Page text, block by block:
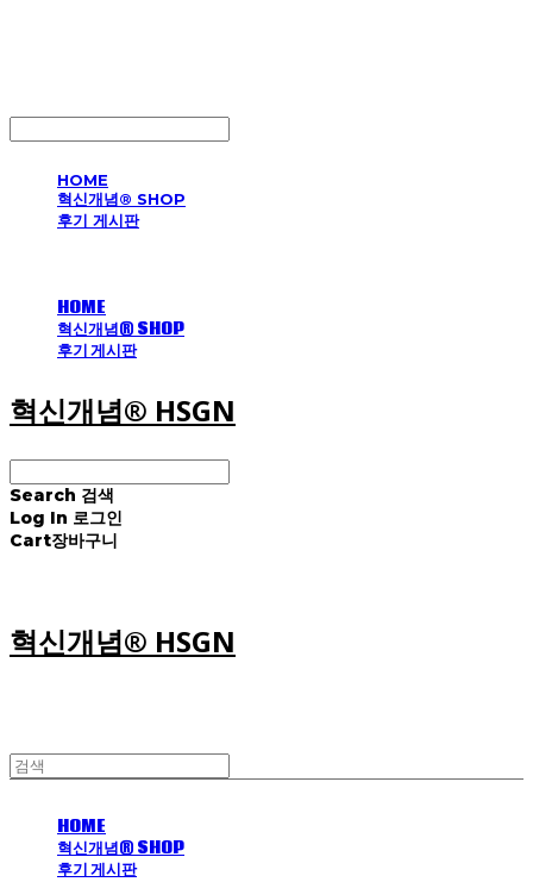
HOME
혁신개념® SHOP
후기 게시판
HOME
혁신개념® SHOP
후기 게시판
혁신개념® HSGN
Search 검색
Log In 로그인
Cart장바구니
혁신개념® HSGN
HOME
혁신개념® SHOP
후기 게시판